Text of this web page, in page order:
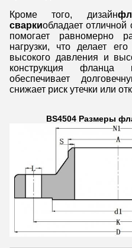
Кроме того, дизайн
сваркиобладает отличной
помогает равномерно
нагрузки, что делает
высокого давления и
конструкция
обеспечивает
снижает риск утечки или
BS4504 Размеры